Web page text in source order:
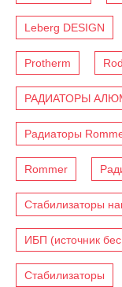
Leberg DESIGN
Protherm
РАДИАТОРЫ
Радиаторы
Rommer
Стабилизаторы
ИБП (источник
Стабилизаторы